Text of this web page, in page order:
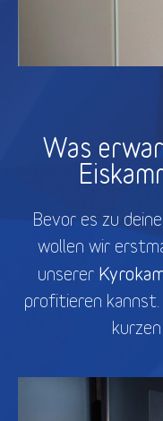
Was
Bevor es zu
wollen wir
unserer
profitieren